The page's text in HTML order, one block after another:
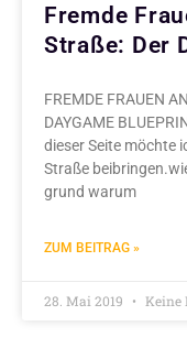
Fremde
Straße: Der
FREMDE FRAUEN
DAYGAME
dieser Seite möchte
Straße
grund warum
ZUM BEITRAG »
28. Mai 2019 Keine